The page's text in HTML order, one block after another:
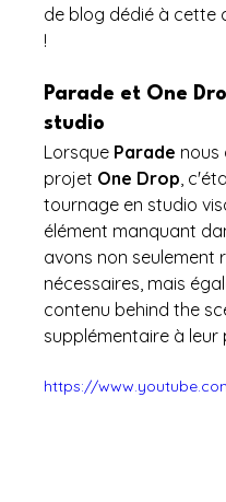
de blog dédié à cette
!
Parade et One
studio
Lorsque Parade nous
projet One Drop ,
tournage en studio
élément manquant
avons non seulement
nécessaires, mais
contenu behind the
supplémentaire à leur
https://